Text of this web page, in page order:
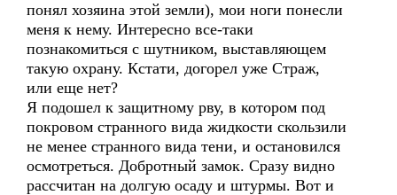
понял хозяина этой земли), мои ноги понесли
меня к нему. Интересно все-таки
познакомиться с шутником, выставляющем
такую охрану. Кстати, догорел уже Страж,
или еще нет?
Я подошел к защитному рву, в котором под
покровом странного вида жидкости скользили
не менее странного вида тени, и остановился
осмотреться. Добротный замок. Сразу видно
рассчитан на долгую осаду и штурмы. Вот и